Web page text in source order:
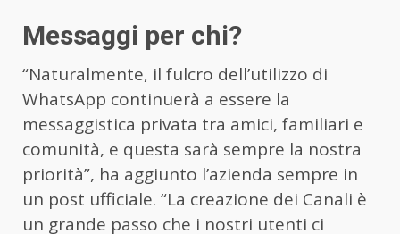
Messaggi per chi?
“Naturalmente, il fulcro dell’utilizzo di
WhatsApp continuerà a essere la
messaggistica privata tra amici, familiari e
comunità, e questa sarà sempre la nostra
priorità”, ha aggiunto l’azienda sempre in
un post ufficiale. “La creazione dei Canali è
un grande passo che i nostri utenti ci